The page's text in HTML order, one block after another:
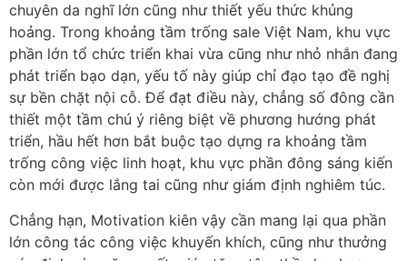
chuyên da nghĩ lớn cũng như thiết yếu thức khủng
hoảng. Trong khoảng tầm trống sale Việt Nam, khu vực
phần lớn tổ chức triển khai vừa cũng như nhỏ nhắn đang
phát triển bạo dạn, yếu tố này giúp chỉ đạo tạo đề nghị
sự bền chặt nội cỗ. Để đạt điều này, chẳng số đông cần
thiết một tầm chú ý riêng biệt về phương hướng phát
triển, hầu hết hơn bắt buộc tạo dựng ra khoảng tầm
trống công việc linh hoạt, khu vực phần đông sáng kiến
còn mới được lắng tai cũng như giám định nghiêm túc.
Chẳng hạn, Motivation kiên vậy cần mang lại qua phần
lớn công tác công việc khuyến khích, cũng như thưởng